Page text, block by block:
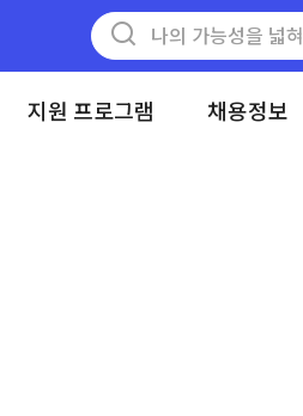
지원 프로그램 채용정보